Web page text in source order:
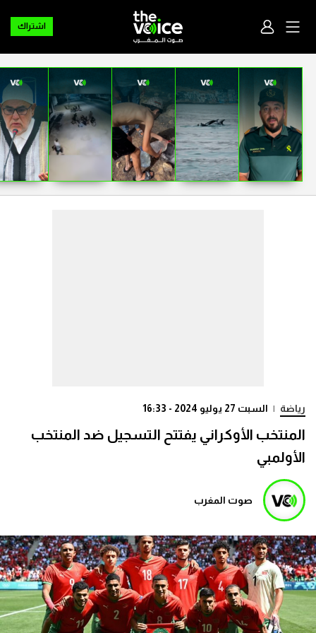
اشتراك
رياضة | السبت 27 يوليو 2024 - 16:33
المنتخب الأوكراني يفتتح التسجيل ضد المنتخب
الأولمبي
صوت المغرب